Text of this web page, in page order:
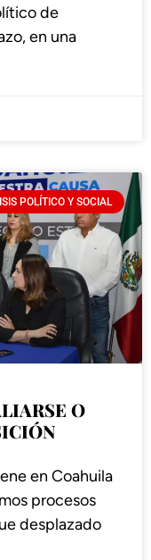
de
en una
POLÍTICO Y SOCIAL
O
en Coahuila
procesos
desplazado